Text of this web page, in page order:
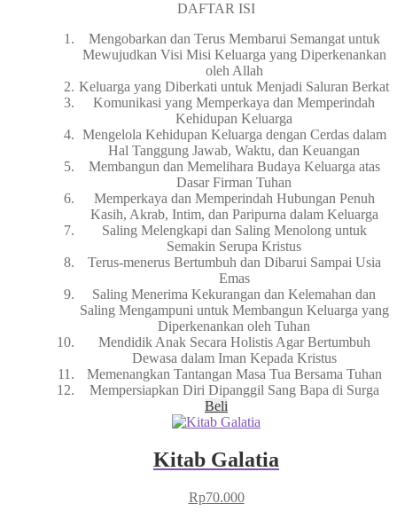
DAFTAR ISI
Mengobarkan dan Terus Membarui Semangat untuk
Mewujudkan Visi Misi Keluarga yang Diperkenankan
oleh Allah
Keluarga yang Diberkati untuk Menjadi Saluran Berkat
Komunikasi yang Memperkaya dan Memperindah
Kehidupan Keluarga
Mengelola Kehidupan Keluarga dengan Cerdas dalam
Hal Tanggung Jawab, Waktu, dan Keuangan
Membangun dan Memelihara Budaya Keluarga atas
Dasar Firman Tuhan
Memperkaya dan Memperindah Hubungan Penuh
Kasih, Akrab, Intim, dan Paripurna dalam Keluarga
Saling Melengkapi dan Saling Menolong untuk
Semakin Serupa Kristus
Terus-menerus Bertumbuh dan Dibarui Sampai Usia
Emas
Saling Menerima Kekurangan dan Kelemahan dan
Saling Mengampuni untuk Membangun Keluarga yang
Diperkenankan oleh Tuhan
Mendidik Anak Secara Holistis Agar Bertumbuh
Dewasa dalam Iman Kepada Kristus
Memenangkan Tantangan Masa Tua Bersama Tuhan
Mempersiapkan Diri Dipanggil Sang Bapa di Surga
Beli
Kitab Galatia
Rp70.000